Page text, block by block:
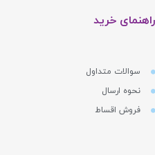
راهنمای خرید
سوالات متداول
نحوه ارسال
فروش اقساط